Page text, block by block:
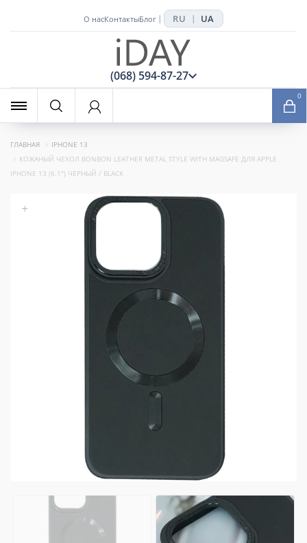
О насКонтактыБлог | RU | UA
(068) 594-87-27
0
ГЛАВНАЯ
IPHONE 13
КОЖАНЫЙ ЧЕХОЛ BONBON LEATHER METAL STYLE WITH MAGSAFE ДЛЯ APPLE
IPHONE 13 (6.1") ЧЕРНЫЙ / BLACK
+